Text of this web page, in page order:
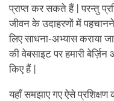
प्राप्त कर सकते हैं | परन्तु
जीवन के उदाहरणों में
लिए साधना-अभ्यास कराया
की वेबसाइट पर हमारी
किए हैं |
यहाँ समझाए गए ऐसे प्रशिक्षण